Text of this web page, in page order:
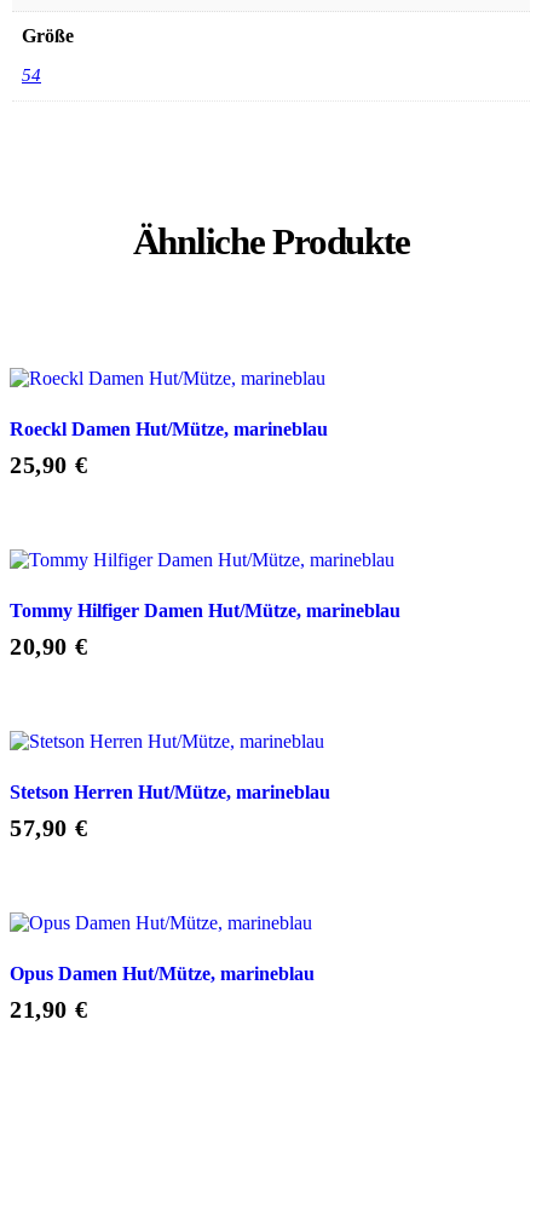
Größe
54
Ähnliche Produkte
Roeckl Damen Hut/Mütze, marineblau
25,90 €
Tommy Hilfiger Damen Hut/Mütze, marineblau
20,90 €
Stetson Herren Hut/Mütze, marineblau
57,90 €
Opus Damen Hut/Mütze, marineblau
21,90 €